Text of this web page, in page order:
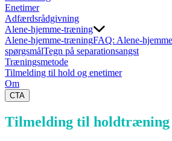
Enetimer
Adfærdsrådgivning
Alene-hjemme-træning
Alene-hjemme-træningFAQ: Alene-
spørgsmålTegn på separationsangst
Træningsmetode
Tilmelding til hold og enetimer
Om
CTA
Tilmelding til holdtræning